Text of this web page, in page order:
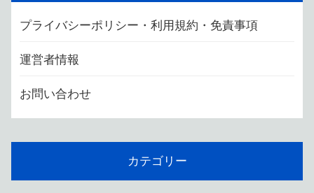
プライバシーポリシー・利用規約・免責事項
運営者情報
お問い合わせ
カテゴリー